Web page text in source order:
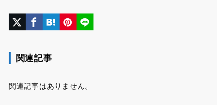
関連記事
関連記事はありません。